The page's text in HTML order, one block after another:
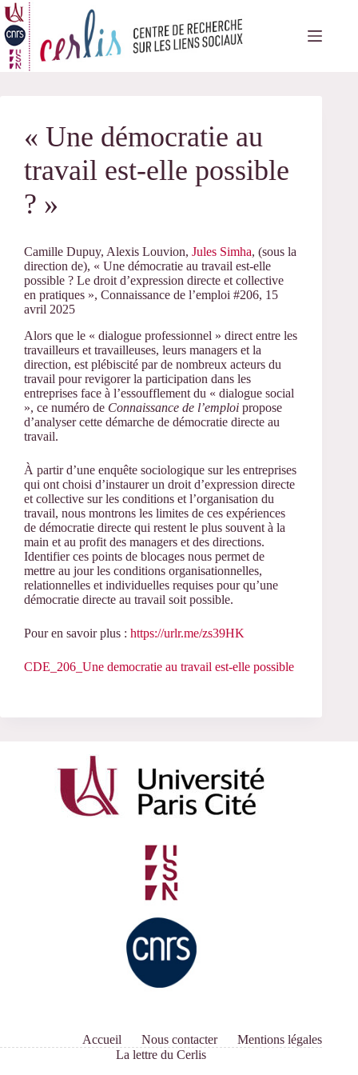
Passer
au
contenu
« Une démocratie au
travail est-elle possible
? »
Camille Dupuy, Alexis Louvion, Jules Simha, (sous la
direction de), « Une démocratie au travail est-elle
possible ? Le droit d’expression directe et collective
en pratiques », Connaissance de l’emploi #206, 15
avril 2025
Alors que le « dialogue professionnel » direct entre les
travailleurs et travailleuses, leurs managers et la
direction, est plébiscité par de nombreux acteurs du
travail pour revigorer la participation dans les
entreprises face à l’essoufflement du « dialogue social
», ce numéro de Connaissance de l’emploi propose
d’analyser cette démarche de démocratie directe au
travail.
À partir d’une enquête sociologique sur les entreprises
qui ont choisi d’instaurer un droit d’expression directe
et collective sur les conditions et l’organisation du
travail, nous montrons les limites de ces expériences
de démocratie directe qui restent le plus souvent à la
main et au profit des managers et des directions.
Identifier ces points de blocages nous permet de
mettre au jour les conditions organisationnelles,
relationnelles et individuelles requises pour qu’une
démocratie directe au travail soit possible.
Pour en savoir plus : https://urlr.me/zs39HK
CDE_206_Une democratie au travail est-elle possible
Accueil Nous contacter
Mentions légales
La lettre du Cerlis